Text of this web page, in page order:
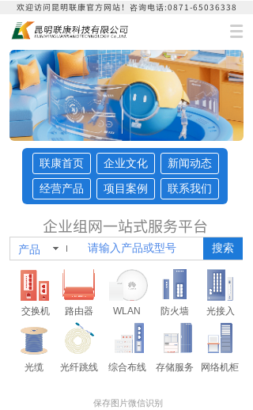
欢迎访问昆明联康官方网站！咨询电话:0871-65036338
企业组网一站式服务平台
产品 搜索
联康首页 企业文化
新闻动态
经营产品
项目案例 联系我们
WLAN 光接入
防火墙
路由器
交换机
光缆 综合布线
光纤跳线 存储服务 网络机柜
保存图片微信识别